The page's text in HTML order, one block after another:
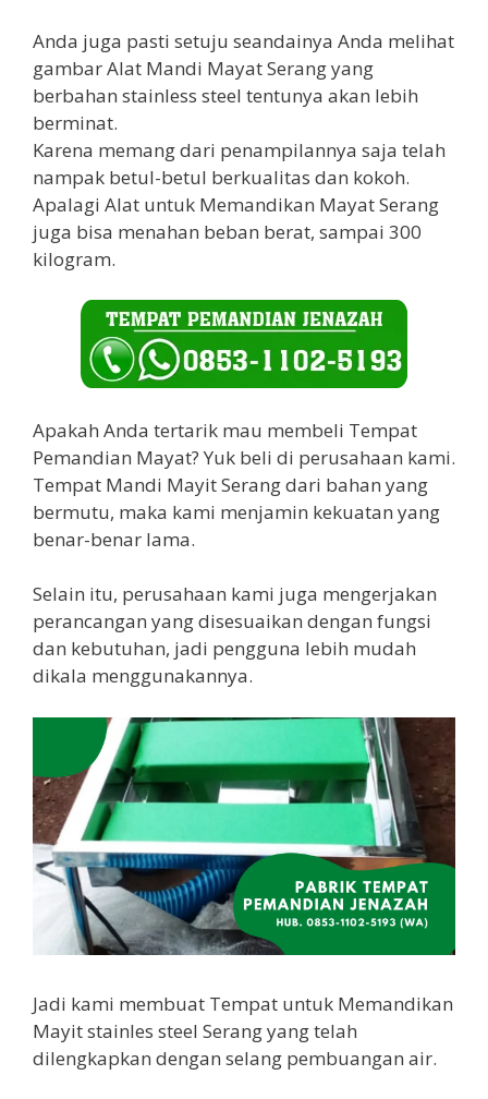
Anda juga pasti setuju seandainya Anda melihat
gambar Alat Mandi Mayat Serang yang
berbahan stainless steel tentunya akan lebih
berminat.
Karena memang dari penampilannya saja telah
nampak betul-betul berkualitas dan kokoh.
Apalagi Alat untuk Memandikan Mayat Serang
juga bisa menahan beban berat, sampai 300
kilogram.
Apakah Anda tertarik mau membeli Tempat
Pemandian Mayat? Yuk beli di perusahaan kami.
Tempat Mandi Mayit Serang dari bahan yang
bermutu, maka kami menjamin kekuatan yang
benar-benar lama.
Selain itu, perusahaan kami juga mengerjakan
perancangan yang disesuaikan dengan fungsi
dan kebutuhan, jadi pengguna lebih mudah
dikala menggunakannya.
Jadi kami membuat Tempat untuk Memandikan
Mayit stainles steel Serang yang telah
dilengkapkan dengan selang pembuangan air.